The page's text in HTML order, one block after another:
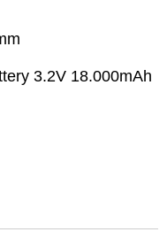
3.2V 18.000mAh